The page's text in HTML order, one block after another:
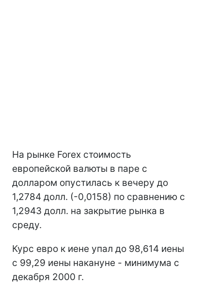
На рынке Forex стоимость
европейской валюты в паре с
долларом опустилась к вечеру до
1,2784 долл. (-0,0158) по сравнению с
1,2943 долл. на закрытие рынка в
среду.
Курс евро к иене упал до 98,614 иены
с 99,29 иены накануне - минимума с
декабря 2000 г.